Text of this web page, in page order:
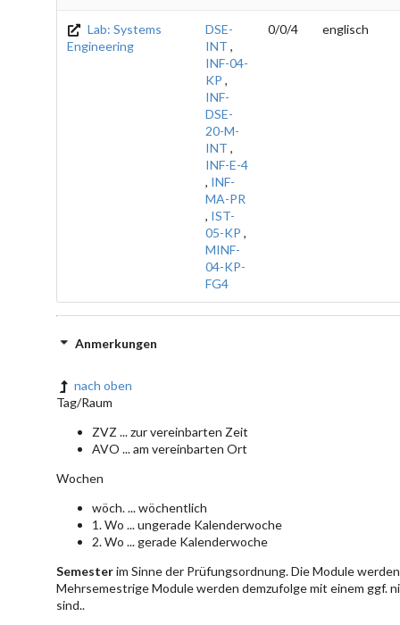
Lab: Systems
Engineering
DSE-
INT ,
INF-04-
KP ,
INF-
DSE-
20-M-
INT ,
INF-E-4
, INF-
MA-PR
, IST-
05-KP ,
MINF-
04-KP-
FG4
0/0/4 englisch
Anmerkungen
nach oben
Tag/Raum
ZVZ ... zur vereinbarten Zeit
AVO ... am vereinbarten Ort
Wochen
wöch. ... wöchentlich
1. Wo ... ungerade Kalenderwoche
2. Wo ... gerade Kalenderwoche
Semesterim Sinne der Prüfungsordnung. Die Module
Mehrsemestrige Module werden demzufolge mit einem ggf.
sind..